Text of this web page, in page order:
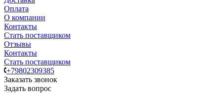
Оплата
О компании
Контакты
Стать поставщиком
Отзывы
Контакты
Стать поставщиком
+79802309385
Заказать звонок
Задать вопрос